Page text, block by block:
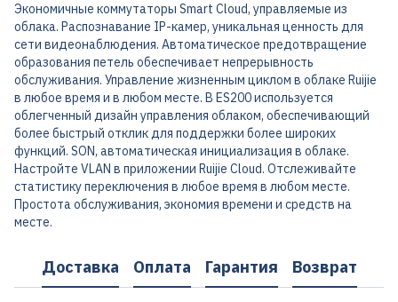
Экономичные коммутаторы Smart Cloud, управляемые из
облака. Распознавание IP-камер, уникальная ценность для
сети видеонаблюдения. Автоматическое предотвращение
образования петель обеспечивает непрерывность
обслуживания. Управление жизненным циклом в облаке Ruijie
в любое время и в любом месте. В ES200 используется
облегченный дизайн управления облаком, обеспечивающий
более быстрый отклик для поддержки более широких
функций. SON, автоматическая инициализация в облаке.
Настройте VLAN в приложении Ruijie Cloud. Отслеживайте
статистику переключения в любое время в любом месте.
Простота обслуживания, экономия времени и средств на
месте.
Доставка Оплата Гарантия Возврат